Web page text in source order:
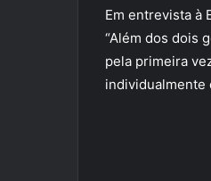
Em entrevista à
“Além dos dois
pela primeira
individualmente